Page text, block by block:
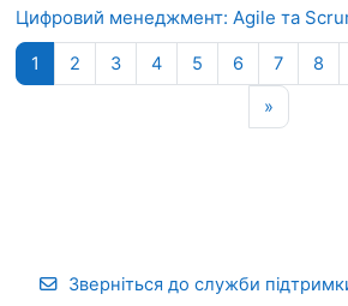
Цифровий менеджмент: Agile та
1 Сторінка 1
2Сторінка 2
3Сторінка 3
4Сторінка 4
5Сторінка 5
6Сторінка 6
7 8
»
Зверніться до служби